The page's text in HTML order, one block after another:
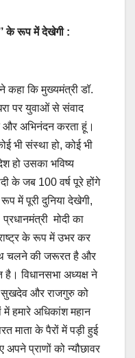
के रूप में देखेगी :
कहा कि मुख्यमंत्री डॉ.
पर युवाओं से संवाद
अभिनंदन करता हूं।
भी संस्था हो, कोई भी
हो उसका भविष्य
के जब 100 वर्ष पूरे होंगे
में पूरी दुनिया देखेगी,
मोदी का
के रूप में उभर कर
चलने की जरूरत है और
विधानसभा अध्यक्ष ने
सुखदेव और राजगुरु को
हमारे अधिकांश महान
माता के पैरों में पड़ी हुई
प्राणों को न्यौछावर